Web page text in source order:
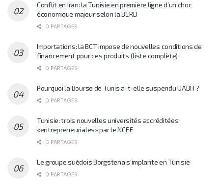
Conflit en Iran: la Tunisie en première ligne d’un choc
économique majeur selon la BERD
0 PARTAGES
Importations: la BCT impose de nouvelles conditions de
financement pour ces produits (liste complète)
0 PARTAGES
Pourquoi la Bourse de Tunis a-t-elle suspendu UADH ?
0 PARTAGES
Tunisie: trois nouvelles universités accréditées
«entrepreneuriales» par le NCEE
0 PARTAGES
Le groupe suédois Borgstena s’implante en Tunisie
0 PARTAGES